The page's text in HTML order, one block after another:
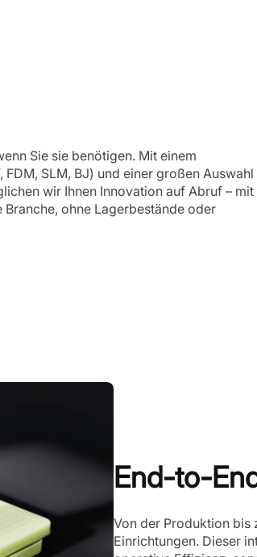
Sie sie benötigen. Mit einem
SLM, BJ) und einer großen Auswahl
wir Ihnen Innovation auf Abruf – mit
ohne Lagerbestände oder
End-to-
Von der Produktion bis
Einrichtungen. Dieser